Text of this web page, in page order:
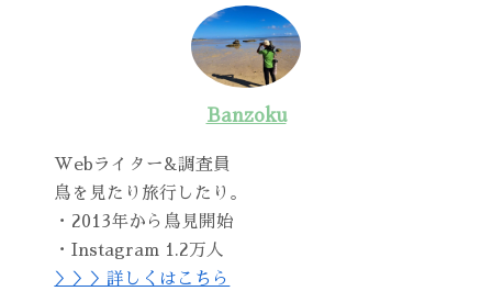
Banzoku
Webライター&調査員
鳥を見たり旅行したり。
・2013年から鳥見開始
・Instagram 1.2万人
＞＞＞詳しくはこちら